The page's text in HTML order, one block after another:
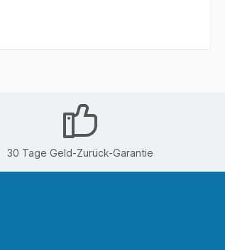
30 Tage Geld-Zurück-Garantie